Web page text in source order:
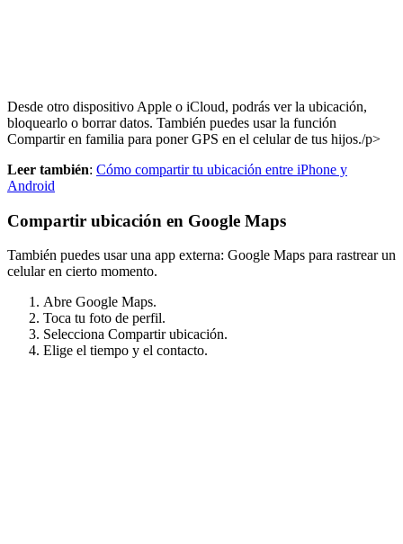
Desde otro dispositivo Apple o iCloud, podrás ver la ubicación,
bloquearlo o borrar datos. También puedes usar la función
Compartir en familia para poner GPS en el celular de tus hijos./p>
Leer también: Cómo compartir tu ubicación entre iPhone y
Android
Compartir ubicación en Google Maps
También puedes usar una app externa: Google Maps para rastrear un
celular en cierto momento.
Abre Google Maps.
Toca tu foto de perfil.
Selecciona Compartir ubicación.
Elige el tiempo y el contacto.